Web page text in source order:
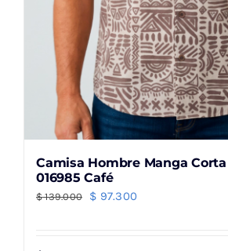
producto
Camisa Hombre Manga
016985 Café
$139.000
El
$ 97.300